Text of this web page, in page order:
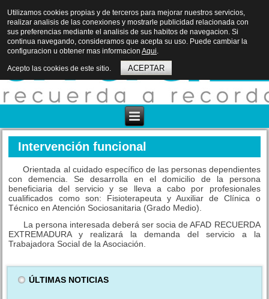
Intervención funcional
Orientada al cuidado específico de las personas dependientes
con demencia. Se desarrolla en el domicilio de la persona
beneficiaria del servicio y se lleva a cabo por profesionales
cualificados como son: Fisioterapeuta y Auxiliar de Clínica o
Técnico en Atención Sociosanitaria (Grado Medio).
La persona interesada deberá ser socia de AFAD RECUERDA
EXTREMADURA y realizará la demanda del servicio a la
Trabajadora Social de la Asociación.
ÚLTIMAS NOTICIAS
Utilizamos cookies propias y de terceros para mejorar nuestros servicios,
realizar analisis de las conexiones y mostrarle publicidad relacionada con
sus preferencias mediante el analisis de sus habitos de navegacion. Si
continua navegando, consideramos que acepta su uso. Puede cambiar la
configuracion u obtener mas informacion Aqui.
Acepto las cookies de este sitio. ACEPTAR